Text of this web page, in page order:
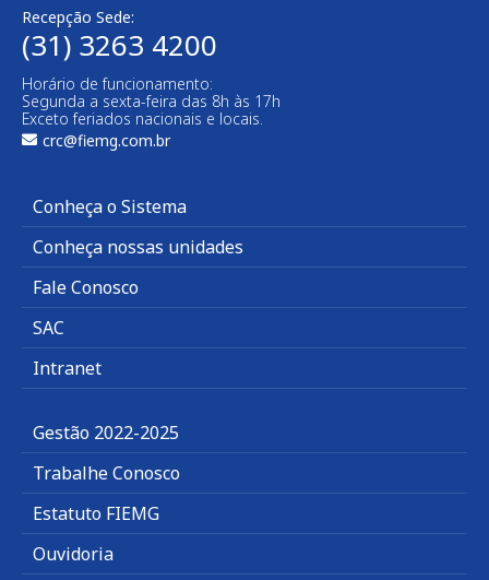
Recepção Sede:
(31) 3263 4200
Horário de funcionamento:
Segunda a sexta-feira das 8h às 17h
Exceto feriados nacionais e locais.
crc@fiemg.com.br
Conheça o Sistema
Conheça nossas unidades
Fale Conosco
SAC
Intranet
Gestão 2022-2025
Trabalhe Conosco
Estatuto FIEMG
Ouvidoria